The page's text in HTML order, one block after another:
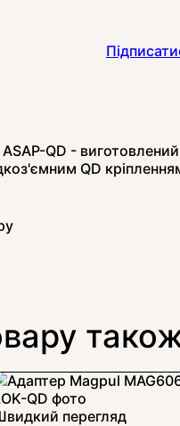
QD -
QD
перегляд